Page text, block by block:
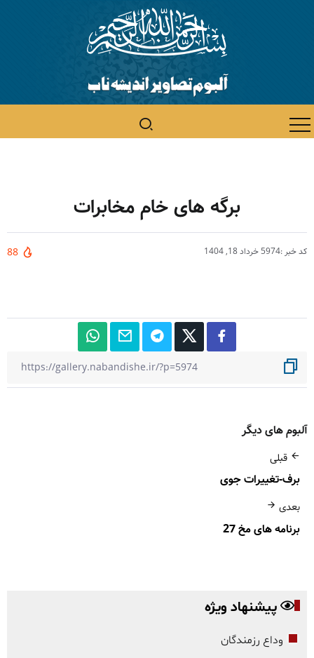
برگه های خام مخابرات
کد خبر :5974 خرداد 18, 1404 88
آلبوم های دیگر
قبلی
برف-تغییرات جوی
بعدی
برنامه های مخ 27
پیشنهاد ویژه
وداع رزمندگان